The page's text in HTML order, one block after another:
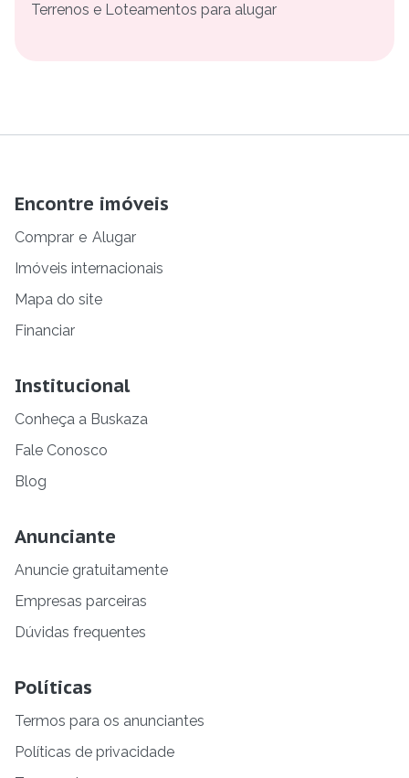
Terrenos e Loteamentos para alugar
Encontre imóveis
Comprar e Alugar
Imóveis internacionais
Mapa do site
Financiar
Institucional
Conheça a Buskaza
Fale Conosco
Blog
Anunciante
Anuncie gratuitamente
Empresas parceiras
Dúvidas frequentes
Políticas
Termos para os anunciantes
Políticas de privacidade